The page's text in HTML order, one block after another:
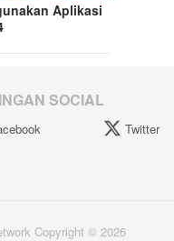
Aplikasi
SOCIAL
Twitter
Copyright © 2026